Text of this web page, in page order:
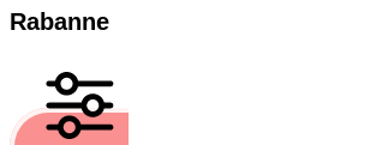
Rabanne